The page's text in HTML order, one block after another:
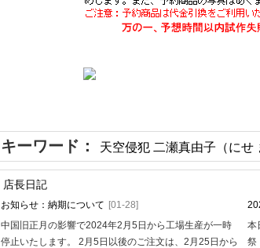
キーワード： 天空侵犯 二瀬真由子（にせ
店長日記
お知らせ：納期について [01-28]
中国旧正月の影響で2024年2月5日から工場生産が一時
停止いたします。 2月5日以後のご注文は、2月25日から
本
祭